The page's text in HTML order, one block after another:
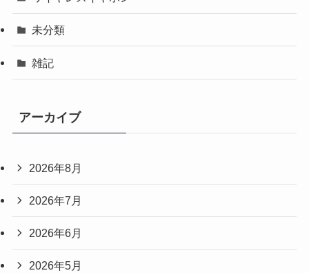
未分類
雑記
アーカイブ
2026年8月
2026年7月
2026年6月
2026年5月